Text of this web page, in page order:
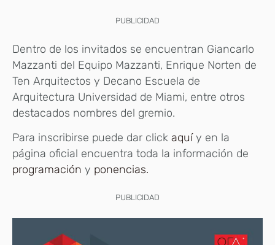
PUBLICIDAD
Dentro de los invitados se encuentran Giancarlo
Mazzanti del Equipo Mazzanti, Enrique Norten de
Ten Arquitectos y Decano Escuela de
Arquitectura Universidad de Miami, entre otros
destacados nombres del gremio.
Para inscribirse puede dar click aquíy en la
página oficial encuentra toda la información de
programación y ponencias.
PUBLICIDAD